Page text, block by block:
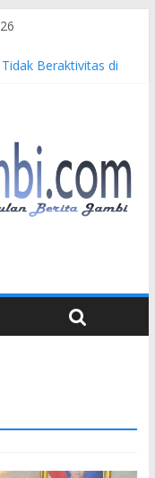
Beraktivitas di
Muda Melalui
Jambi Kunjungi
Alumni